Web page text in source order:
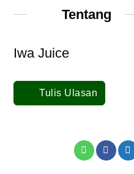
Tentang
Iwa Juice
Tulis Ulasan